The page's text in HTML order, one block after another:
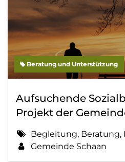
Beratung und Unterstützung
Aufsuchende
Projekt der
Begleitung, Beratung, Einsamkeit,
Gemeinde Schaan